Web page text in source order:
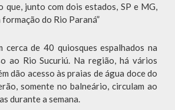
que, junto com dois estados, SP e MG,
do Rio Paraná”
cerca de 40 quiosques espalhados na
ao Rio Sucuriú. Na região, há vários
dão acesso às praias de água doce do
somente no balneário, circulam ao
durante a semana.